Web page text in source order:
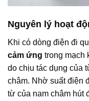
Nguyên lý hoạt
Khi có dòng điện đi
cảm ứng trong mạch
do chịu tác dụng của
châm. Nhờ suất điện
từ của nam châm hút